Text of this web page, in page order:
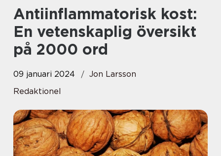
Antiinflammatorisk kost:
En vetenskaplig översikt
på 2000 ord
09 januari 2024
Jon Larsson
Redaktionel